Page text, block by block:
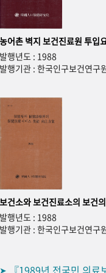
농어촌 벽지 보건진료원 투입
발행년도 : 1988
발행기관 : 한국인구보건연구
보건소와 보건진료소의 보건
발행년도 : 1988
발행기관 : 한국인구보건연구
➤